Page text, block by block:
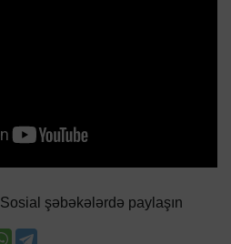
Sosial şəbəkələrdə paylaşın